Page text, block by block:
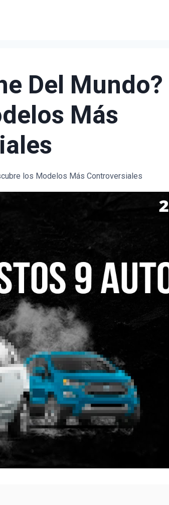
Del Mundo?
Más
los Modelos Más Controversiales